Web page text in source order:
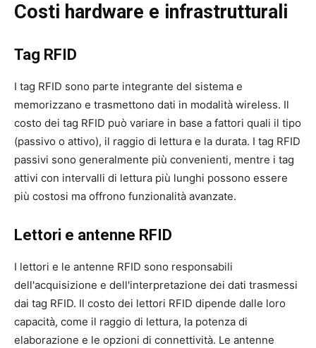
Costi hardware e infrastrutturali
Tag RFID
I tag RFID sono parte integrante del sistema e
memorizzano e trasmettono dati in modalità wireless. Il
costo dei tag RFID può variare in base a fattori quali il tipo
(passivo o attivo), il raggio di lettura e la durata. I tag RFID
passivi sono generalmente più convenienti, mentre i tag
attivi con intervalli di lettura più lunghi possono essere
più costosi ma offrono funzionalità avanzate.
Lettori e antenne RFID
I lettori e le antenne RFID sono responsabili
dell'acquisizione e dell'interpretazione dei dati trasmessi
dai tag RFID. Il costo dei lettori RFID dipende dalle loro
capacità, come il raggio di lettura, la potenza di
elaborazione e le opzioni di connettività. Le antenne